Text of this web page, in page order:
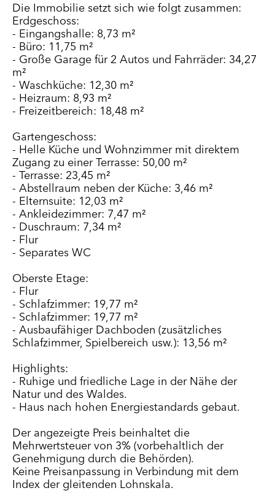
Die Immobilie setzt sich wie folgt zusammen:
Erdgeschoss:
- Eingangshalle: 8,73 m²
- Büro: 11,75 m²
- Große Garage für 2 Autos und Fahrräder: 34,27
m²
- Waschküche: 12,30 m²
- Heizraum: 8,93 m²
- Freizeitbereich: 18,48 m²
Gartengeschoss:
- Helle Küche und Wohnzimmer mit direktem
Zugang zu einer Terrasse: 50,00 m²
- Terrasse: 23,45 m²
- Abstellraum neben der Küche: 3,46 m²
- Elternsuite: 12,03 m²
- Ankleidezimmer: 7,47 m²
- Duschraum: 7,34 m²
- Flur
- Separates WC
Oberste Etage:
- Flur
- Schlafzimmer: 19,77 m²
- Schlafzimmer: 19,77 m²
- Ausbaufähiger Dachboden (zusätzliches
Schlafzimmer, Spielbereich usw.): 13,56 m²
Highlights:
- Ruhige und friedliche Lage in der Nähe der
Natur und des Waldes.
- Haus nach hohen Energiestandards gebaut.
Der angezeigte Preis beinhaltet die
Mehrwertsteuer von 3% (vorbehaltlich der
Genehmigung durch die Behörden).
Keine Preisanpassung in Verbindung mit dem
Index der gleitenden Lohnskala.